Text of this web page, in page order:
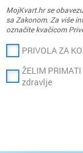
MojKvart.hr se
sa Zakonom. Za više
označite kvačicom
PRIVOLA ZA
ŽELIM
zdravlje